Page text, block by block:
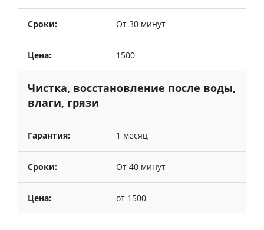
От 30 минут
1500
Чистка, восстановление после воды,
влаги, грязи
1 месяц
От 40 минут
от 1500